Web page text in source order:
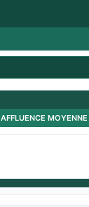
AFFLUENCE MOYENNE